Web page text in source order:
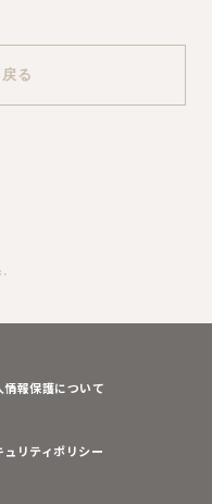
る
情報保護について
ュリティポリシー